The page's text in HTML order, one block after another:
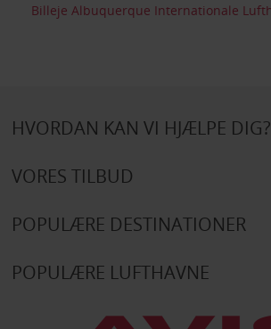
Billeje Albuquerque Internationale
HVORDAN KAN VI HJÆLPE DIG?
VORES TILBUD
POPULÆRE DESTINATIONER
POPULÆRE LUFTHAVNE